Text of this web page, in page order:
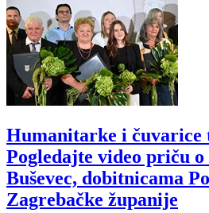
Humanitarke i čuvarice
Pogledajte video priču o
Buševec, dobitnicama
Zagrebačke županije